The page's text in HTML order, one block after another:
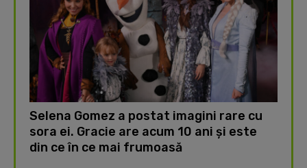
Selena Gomez a postat imagini rare cu
sora ei. Gracie are acum 10 ani și este
din ce în ce mai frumoasă